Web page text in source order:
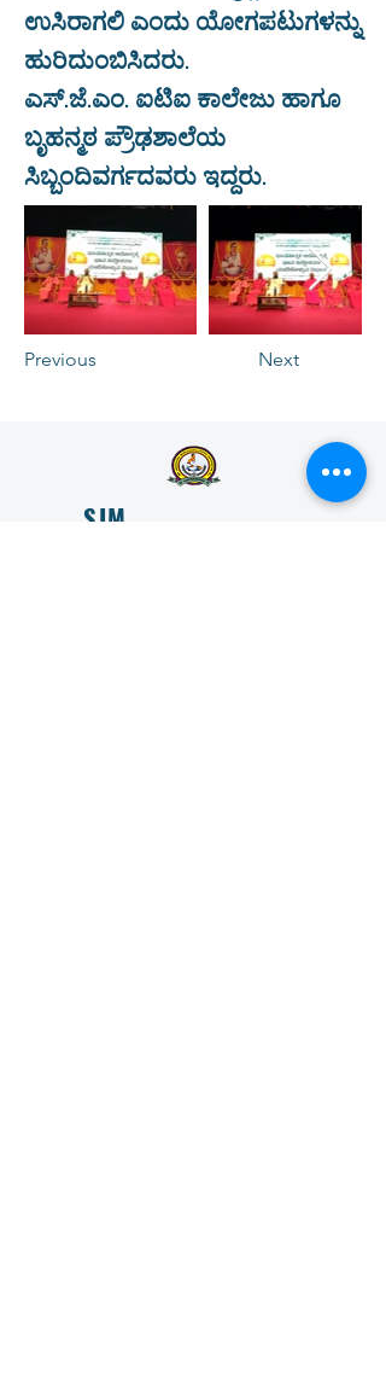
ಉಸಿರಾಗಲಿ ಎಂದು ಯೋಗಪಟುಗಳನ್ನು
ಹುರಿದುಂಬಿಸಿದರು.
ಎಸ್.ಜೆ.ಎಂ. ಐಟಿಐ ಕಾಲೇಜು ಹಾಗೂ
ಬೃಹನ್ಮಠ ಪ್ರೌಢಶಾಲೆಯ
ಸಿಬ್ಬಂದಿವರ್ಗದವರು ಇದ್ದರು.
Previous Next
SJM